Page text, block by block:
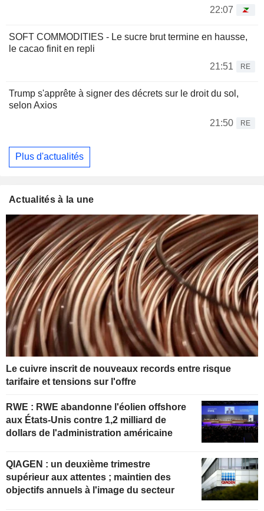
22:07
SOFT COMMODITIES - Le sucre brut termine en hausse,
le cacao finit en repli
21:51
RE
Trump s'apprête à signer des décrets sur le droit du sol,
selon Axios
21:50
RE
Plus d'actualités
Actualités à la une
Le cuivre inscrit de nouveaux records entre risque
tarifaire et tensions sur l'offre
RWE : RWE abandonne l'éolien offshore
aux États-Unis contre 1,2 milliard de
dollars de l'administration américaine
QIAGEN : un deuxième trimestre
supérieur aux attentes ; maintien des
objectifs annuels à l'image du secteur